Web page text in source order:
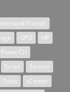
Prompt
GPO
HP
PowerCLI
Script
Service
Tools
vCenter